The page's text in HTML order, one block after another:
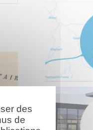
des
de